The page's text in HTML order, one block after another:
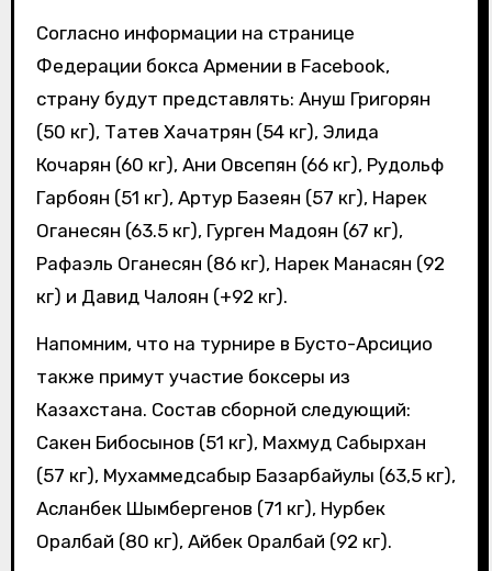
Согласно информации на странице
Федерации бокса Армении в Facebook,
страну будут представлять: Ануш Григорян
(50 кг), Татев Хачатрян (54 кг), Элида
Кочарян (60 кг), Ани Овсепян (66 кг), Рудольф
Гарбоян (51 кг), Артур Базеян (57 кг), Нарек
Оганесян (63.5 кг), Гурген Мадоян (67 кг),
Рафаэль Оганесян (86 кг), Нарек Манасян (92
кг) и Давид Чалоян (+92 кг).
Напомним, что на турнире в Бусто-Арсицио
также примут участие боксеры из
Казахстана. Состав сборной следующий:
Сакен Бибосынов (51 кг), Махмуд Сабырхан
(57 кг), Мухаммедсабыр Базарбайулы (63,5 кг),
Асланбек Шымбергенов (71 кг), Нурбек
Оралбай (80 кг), Айбек Оралбай (92 кг).